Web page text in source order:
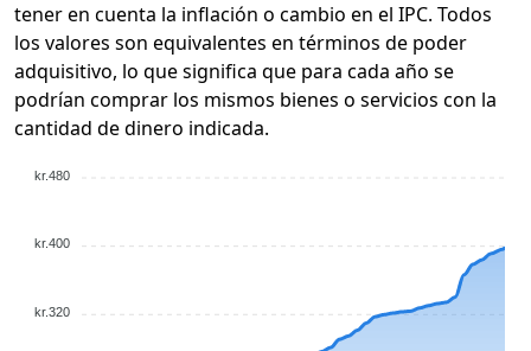
tener en cuenta la inflación o cambio en el IPC. Todos
los valores son equivalentes en términos de poder
adquisitivo, lo que significa que para cada año se
podrían comprar los mismos bienes o servicios con la
cantidad de dinero indicada.
kr.480
kr.400
kr.320